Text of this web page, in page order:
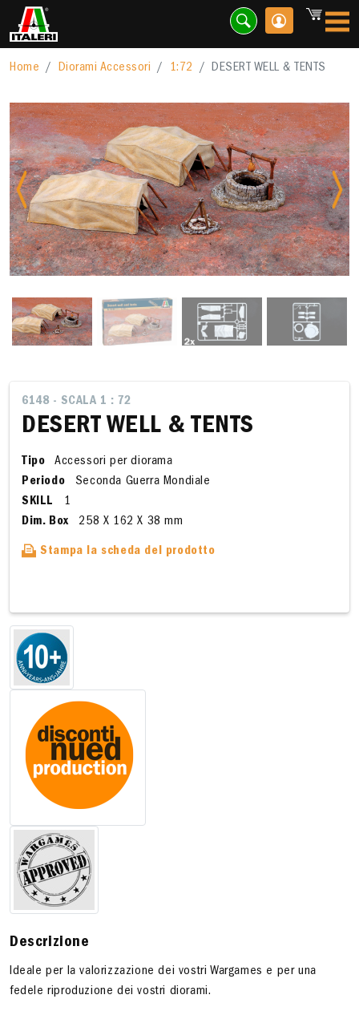
Home Diorami Accessori 1:72 DESERT WELL & TENTS
Previous
6148 - SCALA 1 : 72
DESERT WELL & TENTS
Tipo
Accessori per diorama
Periodo
Seconda Guerra Mondiale
SKILL
1
Dim. Box
258 X 162 X 38 mm
Stampa la scheda del prodotto
Descrizione
Ideale per la valorizzazione dei vostri Wargames e per una
fedele riproduzione dei vostri diorami.